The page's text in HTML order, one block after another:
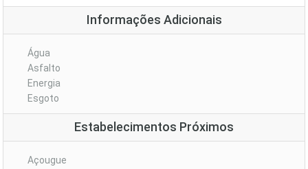
Informações Adicionais
Água
Asfalto
Energia
Esgoto
Estabelecimentos Próximos
Açougue